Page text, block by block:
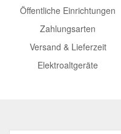
Öffentliche Einrichtungen
Zahlungsarten
Versand & Lieferzeit
Elektroaltgeräte